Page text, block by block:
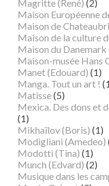
Magritte (René) (2)
Maison Européenne
Maison de
Maison de la culture
Maison du Danemark
Maison-musée Hans
Manet (Edouard) (1)
Manga. Tout un art !
Matisse(5)
Mexica. Des dons et
(1)
Mikhaïlov (Boris) (1)
Modigliani (Amedeo)
Modotti (Tina) (1)
Munch (Edvard) (2)
Musique dans les